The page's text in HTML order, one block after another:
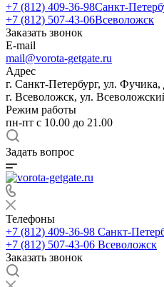
+7 (812) 409-36-98Санкт-
+7 (812) 507-43-06Всеволожск
Заказать звонок
E-mail
mail@vorota-getgate.ru
Адрес
г. Санкт-Петербург, ул.
г. Всеволожск, ул.
Режим работы
пн-пт c 10.00 до 21.00
Задать вопрос
Телефоны
+7 (812) 409-36-98 Санкт-
+7 (812) 507-43-06 Всеволожск
Заказать звонок